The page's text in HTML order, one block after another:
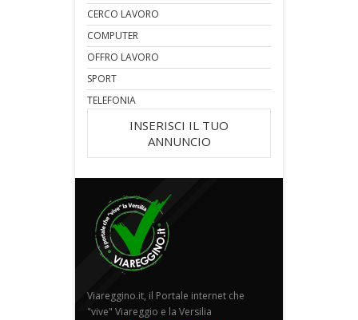
CERCO LAVORO
COMPUTER
OFFRO LAVORO
SPORT
TELEFONIA
INSERISCI IL TUO
ANNUNCIO
Viareggino.it, il Portale internet che
"vive" Viareggio e la Versilia